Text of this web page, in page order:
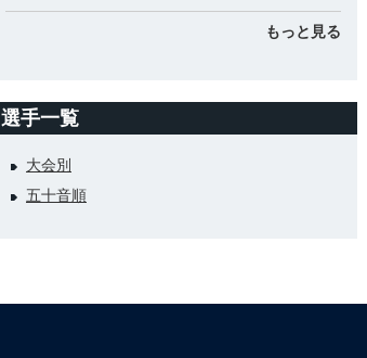
もっと見る
選手一覧
大会別
五十音順